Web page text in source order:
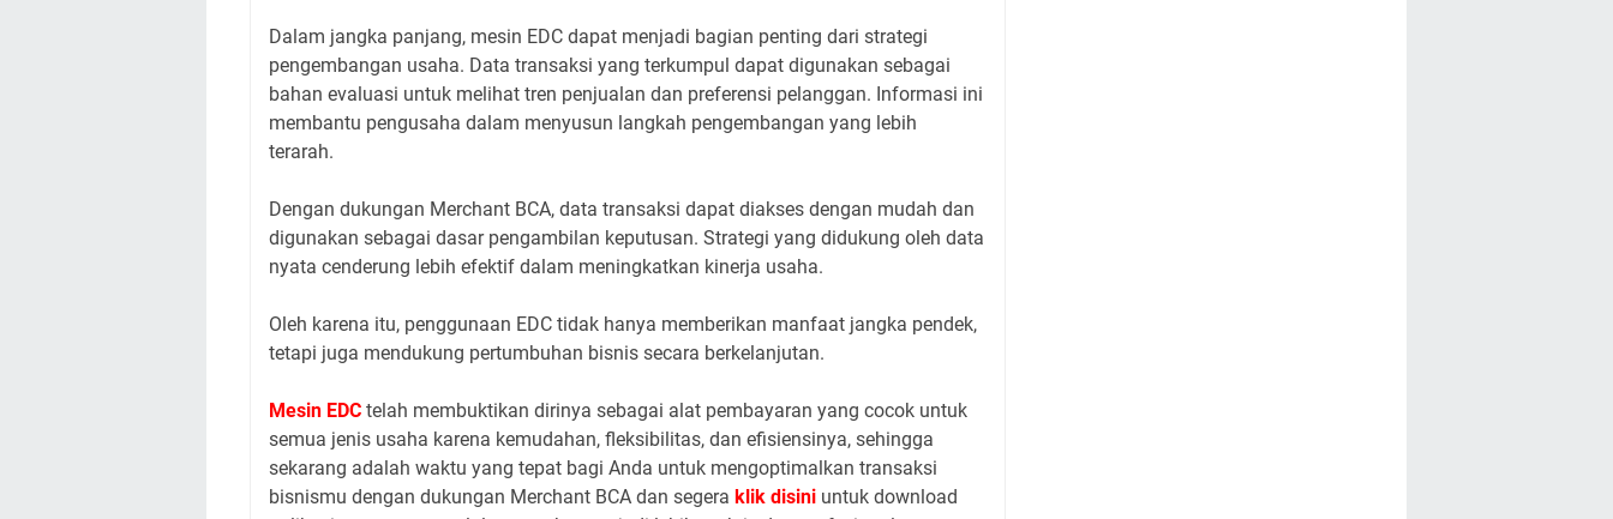
Dalam jangka panjang, mesin EDC dapat menjadi bagian penting dari strategi
pengembangan usaha. Data transaksi yang terkumpul dapat digunakan sebagai
bahan evaluasi untuk melihat tren penjualan dan preferensi pelanggan. Informasi ini
membantu pengusaha dalam menyusun langkah pengembangan yang lebih
terarah.
Dengan dukungan Merchant BCA, data transaksi dapat diakses dengan mudah dan
digunakan sebagai dasar pengambilan keputusan. Strategi yang didukung oleh data
nyata cenderung lebih efektif dalam meningkatkan kinerja usaha.
Oleh karena itu, penggunaan EDC tidak hanya memberikan manfaat jangka pendek,
tetapi juga mendukung pertumbuhan bisnis secara berkelanjutan.
Mesin EDC telah membuktikan dirinya sebagai alat pembayaran yang cocok untuk
semua jenis usaha karena kemudahan, fleksibilitas, dan efisiensinya, sehingga
sekarang adalah waktu yang tepat bagi Anda untuk mengoptimalkan transaksi
bisnismu dengan dukungan Merchant BCA dan segera klik disini untuk download